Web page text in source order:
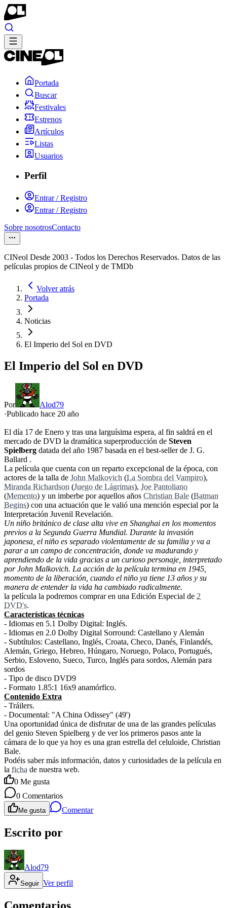
Portada
Buscar
Festivales
Estrenos
Artículos
Listas
Usuarios
Perfil
Entrar / Registro
Entrar / Registro
Sobre nosotrosContacto
CINeol Desde 2003 - Todos los Derechos Reservados. Datos de las
películas propios de CINeol y de TMDb
Volver atrás
Portada
Noticias
El Imperio del Sol en DVD
El Imperio del Sol en DVD
Por
Alod79
·Publicado hace 20 año
El día 17 de Enero y tras una larguísima espera, al fin saldrá en el
mercado de DVD la dramática superproducción de Steven
Spielberg datada del año 1987 basada en el best-seller de J. G.
Ballard .
La película que cuenta con un reparto excepcional de la época, con
actores de la talla de John Malkovich (La Sombra del Vampiro),
Miranda Richardson (Juego de Lágrimas), Joe Pantoliano
(Memento) y un imberbe por aquellos años Christian Bale (Batman
Begins) con una actuación que le valió una mención especial por la
Interpretación Juvenil Revelación.
Un niño británico de clase alta vive en Shanghai en los momentos
previos a la Segunda Guerra Mundial. Durante la invasión
japonesa, el niño es separado violentamente de su familia y va a
parar a un campo de concentración, donde va madurando y
aprendiendo de la vida gracias a un curioso personaje, interpretado
por John Malkovich. La acción de la película termina en 1945,
momento de la liberación, cuando el niño ya tiene 13 años y su
manera de entender la vida ha cambiado radicalmente.
la película la podremos comprar en una Edición Especial de 2
DVD's.
Características técnicas
- Idiomas en 5.1 Dolby Digital: Inglés.
- Idiomas en 2.0 Dolby Digital Sorround: Castellano y Alemán
- Subtítulos: Castellano, Inglés, Croata, Checo, Danés, Finlandés,
Alemán, Griego, Hebreo, Húngaro, Noruego, Polaco, Portugués,
Serbio, Esloveno, Sueco, Turco, Inglés para sordos, Alemán para
sordos
- Tipo de disco DVD9
- Formato 1.85:1 16x9 anamórfico.
Contenido Extra
- Tráilers.
- Documental: "A China Odissey" (49')
Una oportunidad única de disfrutar de una de las grandes películas
del genio Steven Spielberg y de ver los primeros pasos ante la
cámara de lo que ya hoy es una gran estrella del celuloide, Christian
Bale.
Podéis saber más información, datos y curiosidades de la película en
la ficha de nuestra web.
0 Me gusta
0 Comentarios
Me gusta Comentar
Escrito por
Alod79
Seguir Ver perfil